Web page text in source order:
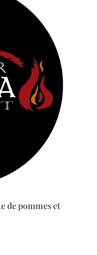
de pommes et